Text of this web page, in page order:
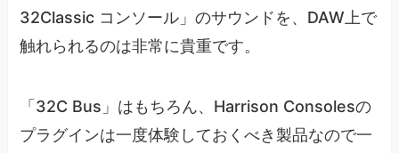
32Classic コンソール」のサウンドを、DAW上で
触れられるのは非常に貴重です。
「32C Bus」はもちろん、Harrison Consolesの
プラグインは一度体験しておくべき製品なので一